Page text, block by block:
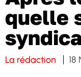
quelle
La rédaction 18